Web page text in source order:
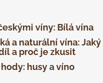
víny: Bílá vína
a naturální vína: Jaký
a proč je zkusit
husy a víno